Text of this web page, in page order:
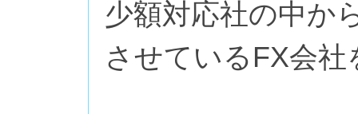
少額対応社の中か
させているFX会